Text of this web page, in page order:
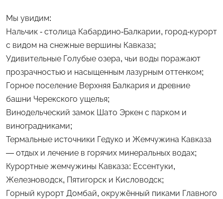
Мы увидим:
Нальчик - столица Кабардино-Балкарии, город-курорт
с видом на снежные вершины Кавказа;
Удивительные Голубые озера, чьи воды поражают
прозрачностью и насыщенным лазурным оттенком;
Горное поселение Верхняя Балкария и древние
башни Черекского ущелья;
Винодельческий замок Шато Эркен с парком и
виноградниками;
Термальные источники Гедуко и Жемчужина Кавказа
— отдых и лечение в горячих минеральных водах;
Курортные жемчужины Кавказа: Ессентуки,
Железноводск, Пятигорск и Кисловодск;
Горный курорт Домбай, окружённый пиками Главного